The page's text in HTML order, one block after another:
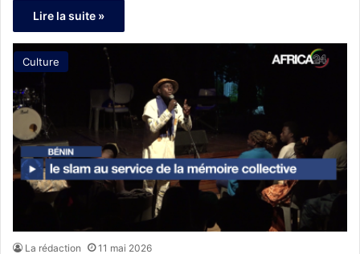
Lire la suite »
Culture
La rédaction 11 mai 2026